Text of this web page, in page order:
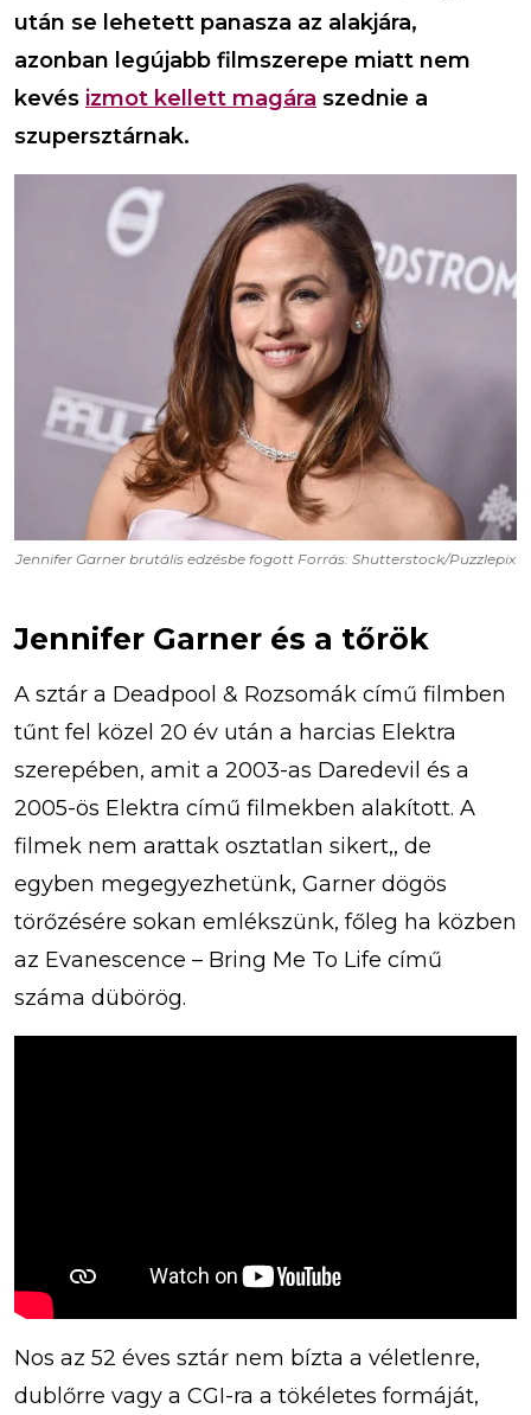
után se lehetett panasza az alakjára,
azonban legújabb filmszerepe miatt nem
kevés izmot kellett magára szednie a
szupersztárnak.
Jennifer Garner brutális edzésbe fogott Forrás: Shutterstock/Puzzlepix
Jennifer Garner és a tőrök
A sztár a Deadpool & Rozsomák című filmben
tűnt fel közel 20 év után a harcias Elektra
szerepében, amit a 2003-as Daredevil és a
2005-ös Elektra című filmekben alakított. A
filmek nem arattak osztatlan sikert,, de
egyben megegyezhetünk, Garner dögös
törőzésére sokan emlékszünk, főleg ha közben
az Evanescence – Bring Me To Life című
száma dübörög.
Nos az 52 éves sztár nem bízta a véletlenre,
dublőrre vagy a CGI-ra a tökéletes formáját,